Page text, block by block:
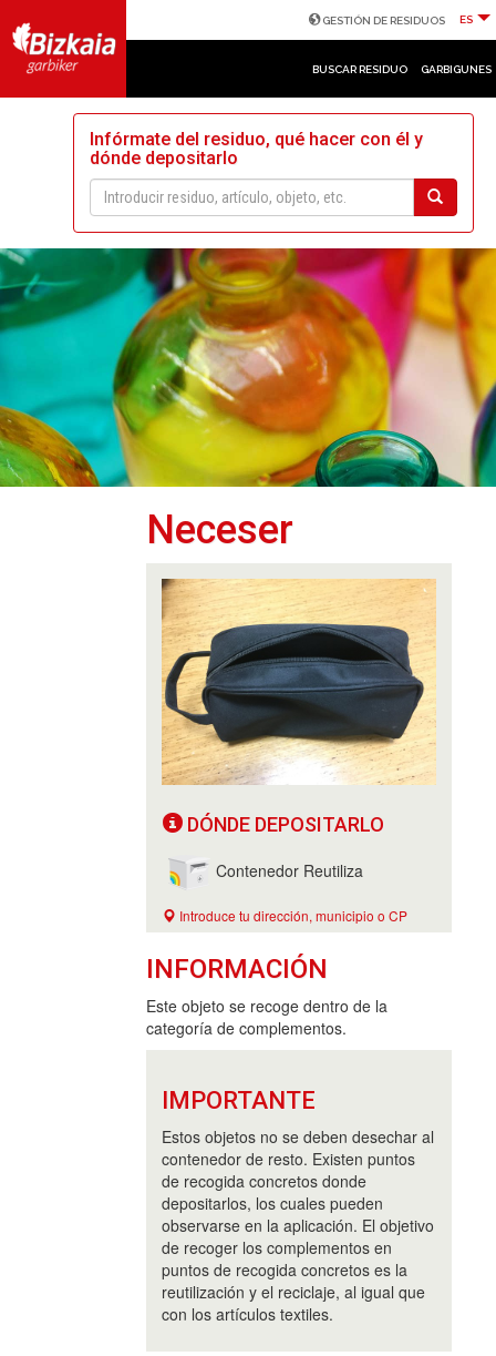
GESTIÓN DE RESIDUOS ES
BUSCAR RESIDUO GARBIGUNES
Infórmate del residuo, qué hacer con él y
dónde depositarlo
Neceser
DÓNDE DEPOSITARLO
Contenedor Reutiliza
Introduce tu dirección, municipio o CP
INFORMACIÓN
Este objeto se recoge dentro de la
categoría de complementos.
IMPORTANTE
Estos objetos no se deben desechar al
contenedor de resto. Existen puntos
de recogida concretos donde
depositarlos, los cuales pueden
observarse en la aplicación. El objetivo
de recoger los complementos en
puntos de recogida concretos es la
reutilización y el reciclaje, al igual que
con los artículos textiles.